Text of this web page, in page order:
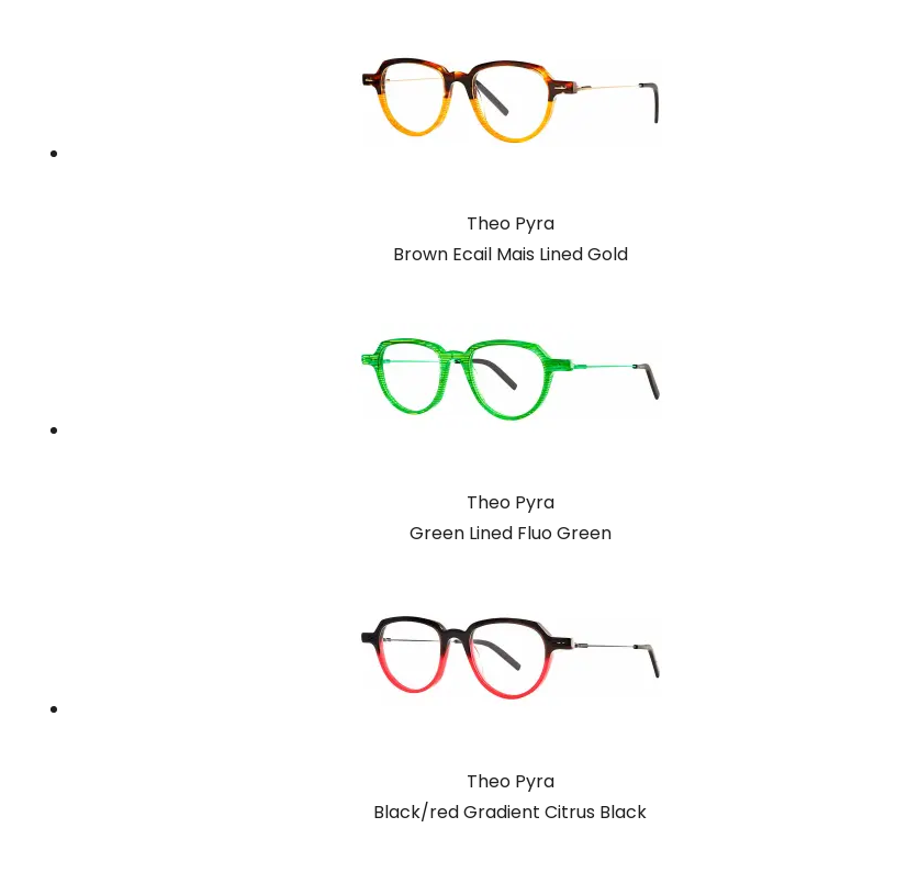
Theo Pyra
Brown Ecail Mais Lined Gold
Theo Pyra
Green Lined Fluo Green
Theo Pyra
Black/red Gradient Citrus Black